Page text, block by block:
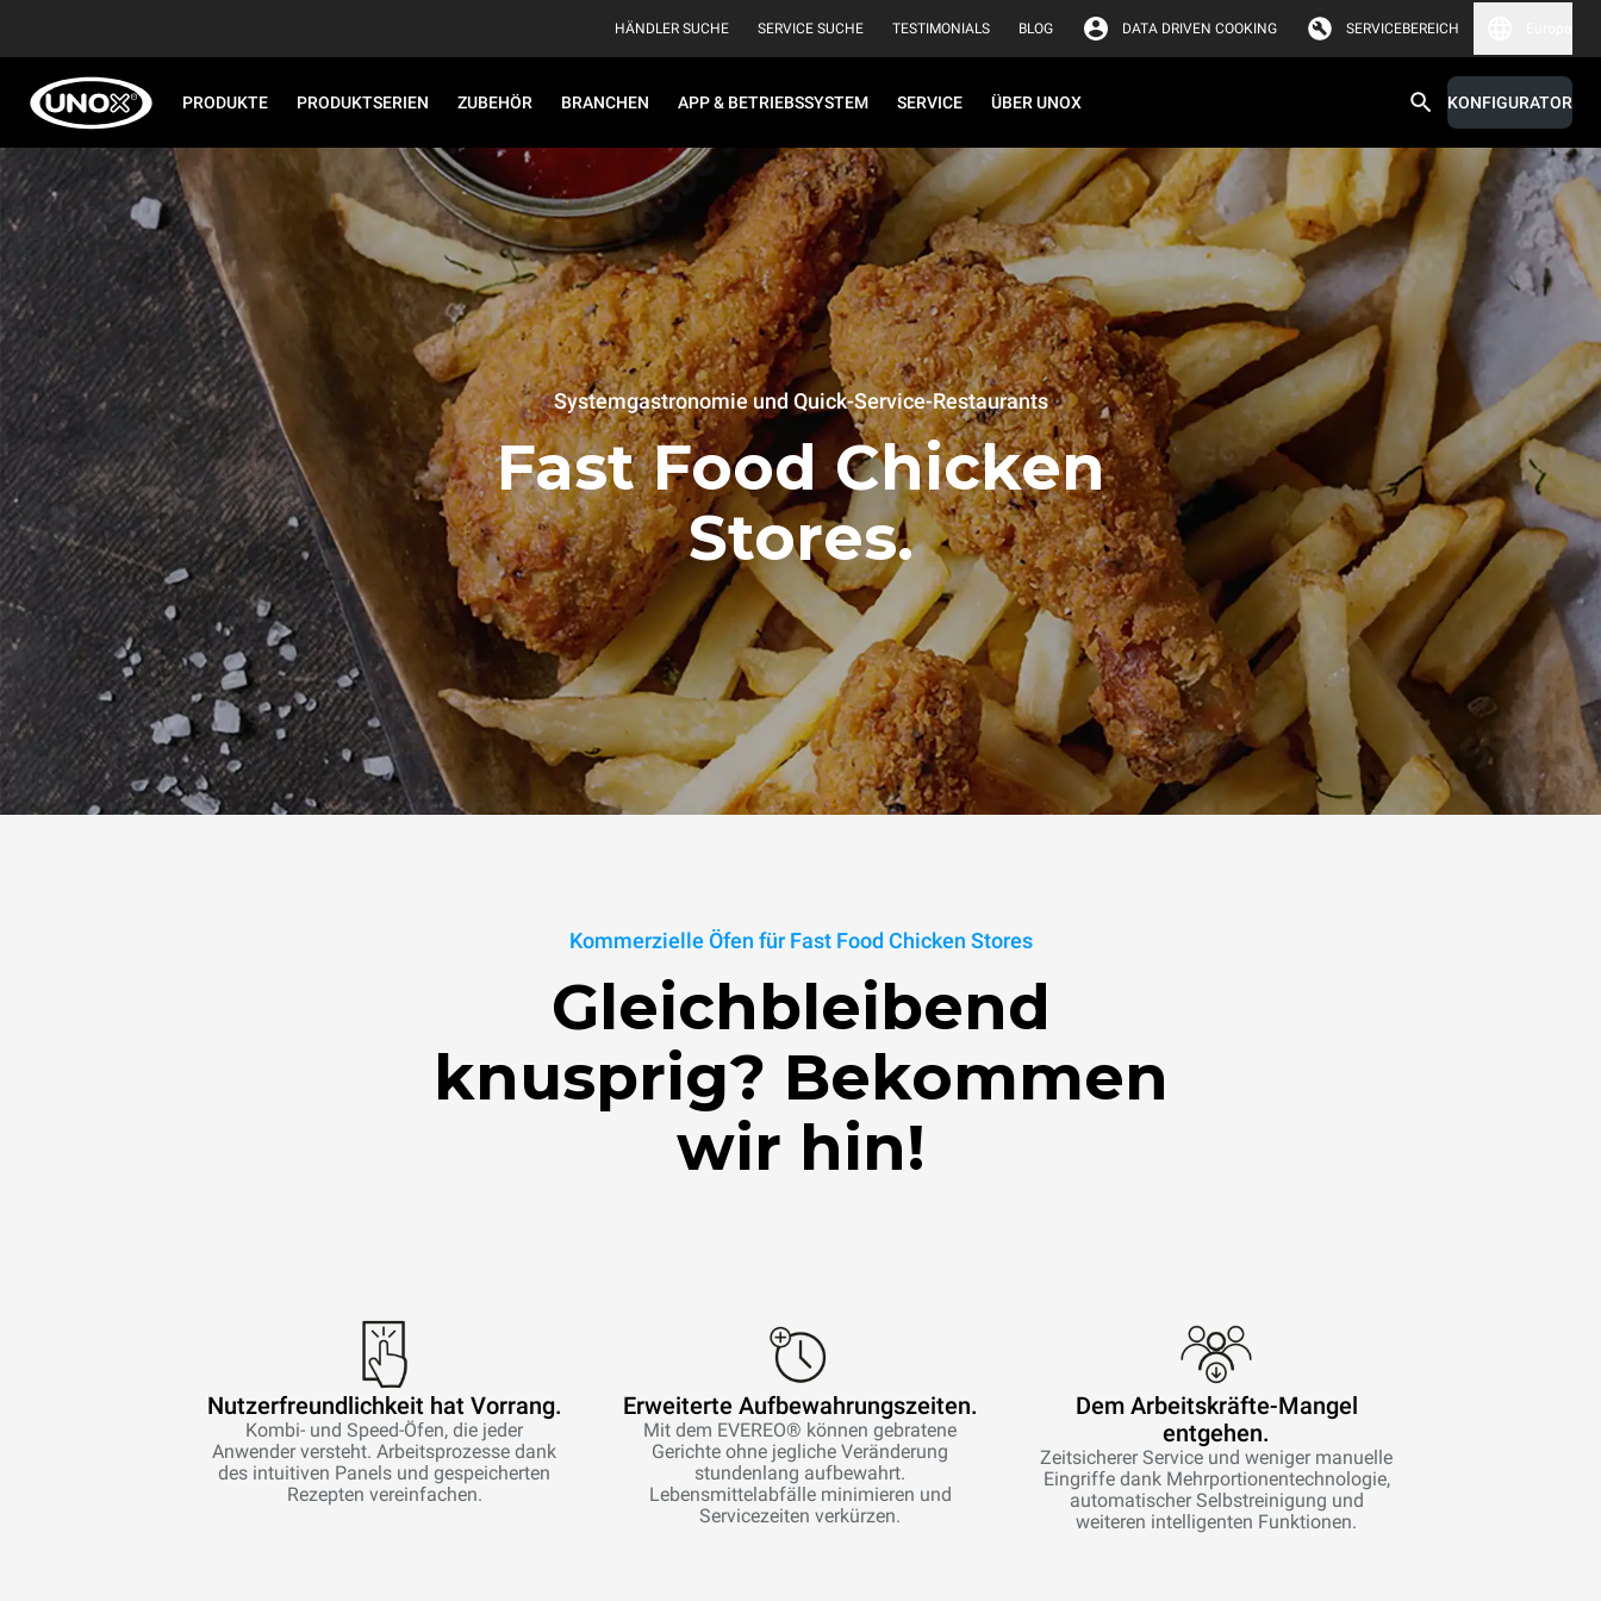
HÄNDLER SUCHE SERVICE SUCHE TESTIMONIALS BLOG DATA DRIVEN COOKING SERVICEBEREICH
PRODUKTE PRODUKTSERIEN ZUBEHÖR BRANCHEN APP & BETRIEBSSYSTEM SERVICE ÜBER UNOX KONFIGURATOR
Systemgastronomie und Quick-Service-Restaurants
Fast Food Chicken
Stores.
Kommerzielle Öfen für Fast Food Chicken Stores
Gleichbleibend
knusprig? Bekommen
wir hin!
Nutzerfreundlichkeit hat Vorrang.
Kombi- und Speed-Öfen, die jeder
Anwender versteht. Arbeitsprozesse dank
des intuitiven Panels und gespeicherten
Rezepten vereinfachen.
Erweiterte Aufbewahrungszeiten.
Mit dem EVEREO® können gebratene
Gerichte ohne jegliche Veränderung
stundenlang aufbewahrt.
Lebensmittelabfälle minimieren und
Servicezeiten verkürzen.
Dem Arbeitskräfte-Mangel
entgehen.
Zeitsicherer Service und weniger manuelle
Eingriffe dank Mehrportionentechnologie,
automatischer Selbstreinigung und
weiteren intelligenten Funktionen.